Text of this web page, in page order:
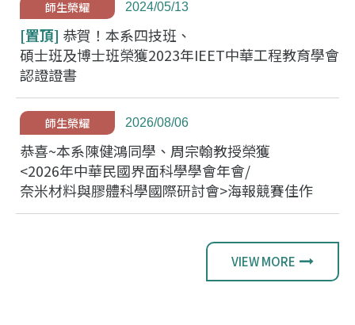
師生榮耀 2024/05/13
[置頂] 恭賀！本系四技班、
碩士班及博士班榮獲2023年IEET中華工程教育學會
認證證書
師生榮耀 2026/08/06
恭喜~本系陳健鴻同學、周宗翰教授榮獲
<2026年中華民國界面科學學會年會/
奈米材料與膠體科學國際研討會>海報競賽佳作
VIEW MORE